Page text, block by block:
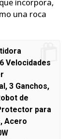
una roca
Velocidades
3 Ganchos,
de
para
Acero